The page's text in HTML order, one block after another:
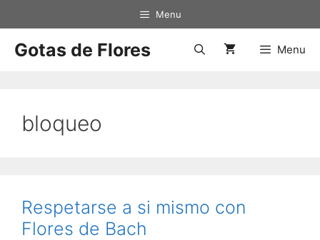
Menu
Gotas de Flores Menu
bloqueo
Respetarse a si mismo con
Flores de Bach